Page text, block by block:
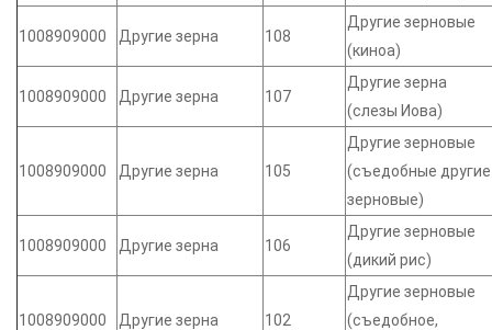
1008909000 Другие зерна 108
Другие зерновые
(киноа)
1008909000 Другие зерна 107
Другие зерна
(слезы Иова)
1008909000 Другие зерна 105
Другие зерновые
(съедобные другие
зерновые)
1008909000 Другие зерна 106
Другие зерновые
(дикий рис)
1008909000 Другие зерна 102
Другие зерновые
(съедобное,